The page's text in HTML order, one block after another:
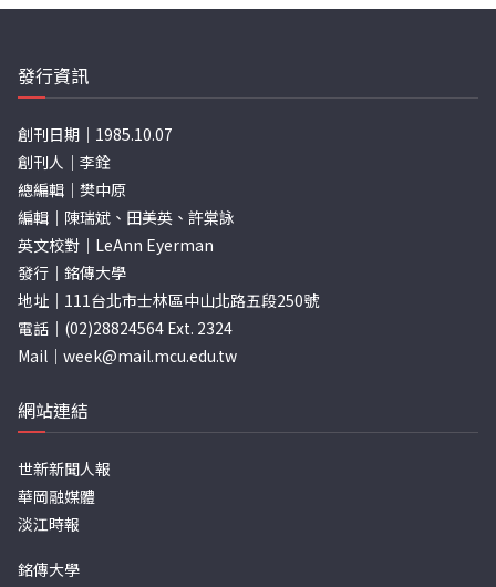
發行資訊
創刊日期｜1985.10.07
創刊人｜李銓
總編輯｜樊中原
編輯｜陳瑞斌、田美英、許棠詠
英文校對｜LeAnn Eyerman
發行｜銘傳大學
地址｜111台北市士林區中山北路五段250號
電話｜(02)28824564 Ext. 2324
Mail｜ week@mail.mcu.edu.tw
網站連結
世新新聞人報
華岡融媒體
淡江時報
銘傳大學